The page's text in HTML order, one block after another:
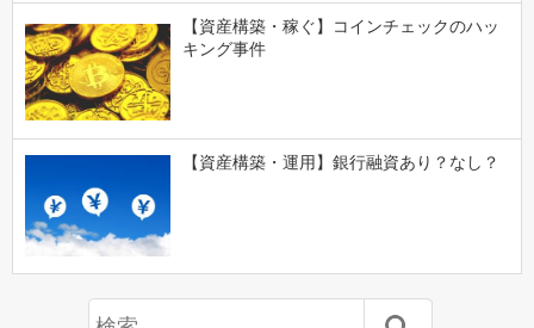
【資産構築・稼ぐ】コインチェックのハッ
キング事件
【資産構築・運用】銀行融資あり？なし？